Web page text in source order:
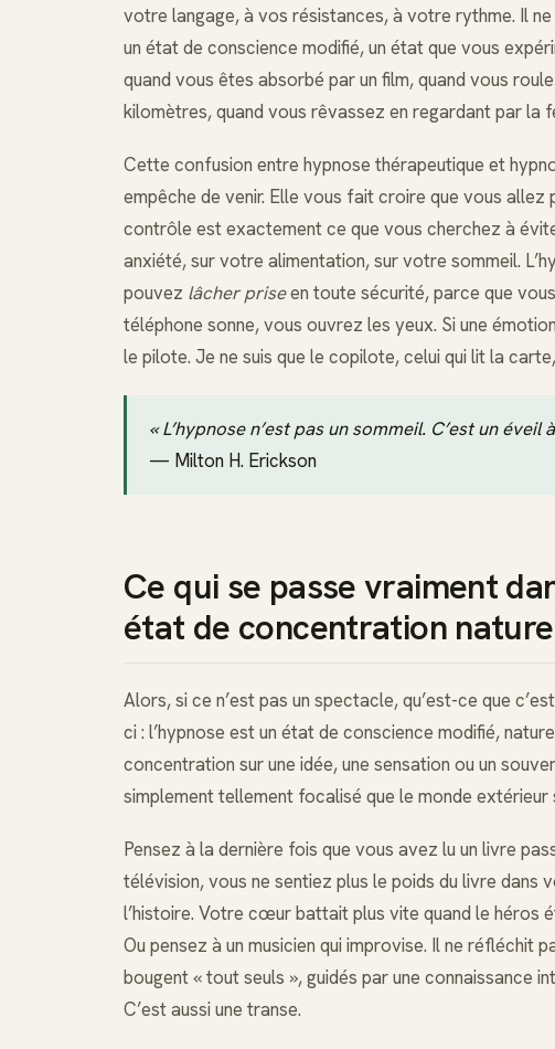
votre langage, à vos résistances, à votre rythme. Il
un état de conscience modifié, un état que vous
quand vous êtes absorbé par un film, quand vous
kilomètres, quand vous rêvassez en regardant par la
Cette confusion entre hypnose thérapeutique et
empêche de venir. Elle vous fait croire que vous
contrôle est exactement ce que vous cherchez à
anxiété, sur votre alimentation, sur votre sommeil.
pouvez lâcher priseen toute sécurité, parce que
téléphone sonne, vous ouvrez les yeux. Si une
le pilote. Je ne suis que le copilote, celui qui lit la
« L’hypnose n’est pas un sommeil. C’est un
— Milton H. Erickson
Ce qui se passe vraiment
état de concentration
Alors, si ce n’est pas un spectacle, qu’est-ce que
ci : l’hypnose est un état de conscience modifié,
concentration sur une idée, une sensation ou un
simplement tellement focalisé que le monde extérieur
Pensez à la dernière fois que vous avez lu un livre
télévision, vous ne sentiez plus le poids du livre dans
l’histoire. Votre cœur battait plus vite quand le héros
Ou pensez à un musicien qui improvise. Il ne réfléchit
bougent « tout seuls », guidés par une connaissance
C’est aussi une transe.